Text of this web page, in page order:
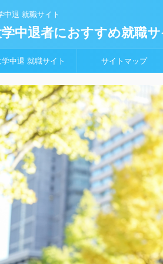
中退 就職サイト
中退者におすすめ就職
学中退 就職サイト サイトマップ